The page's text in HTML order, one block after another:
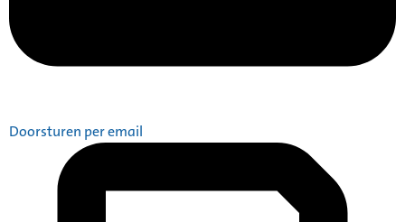
Doorsturen per email